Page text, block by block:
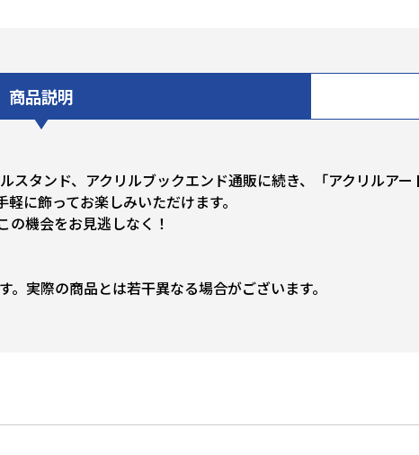
商品説明
スタンド、アクリルブックエンド通販に続き、「アクリルアー
に飾ってお楽しみいただけます。
機会をお見逃しなく！
。実際の商品とは若干異なる場合がございます。